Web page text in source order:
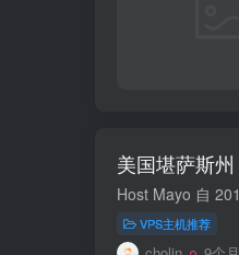
美国堪萨斯
VPS主机推荐